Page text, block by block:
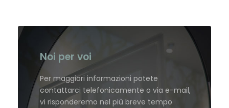
Noi per voi
Per maggiori informazioni potete
contattarci telefonicamente o via e-mail,
vi risponderemo nel più breve tempo